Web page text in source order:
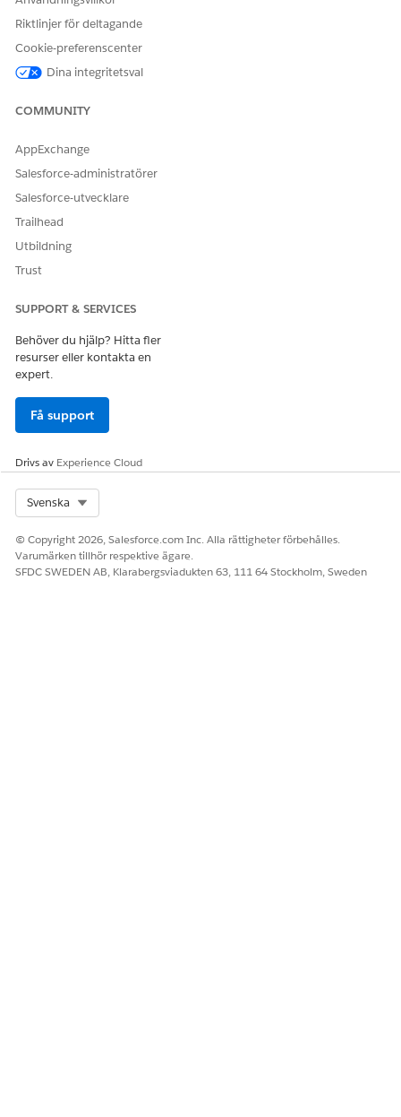
Riktlinjer för deltagande
Cookie-preferenscenter
Dina integritetsval
COMMUNITY
AppExchange
Salesforce-administratörer
Salesforce-utvecklare
Trailhead
Utbildning
Trust
SUPPORT & SERVICES
Behöver du hjälp? Hitta fler
resurser eller kontakta en
expert.
Få support
Drivs av Experience Cloud
Svenska
© Copyright 2026, Salesforce.com Inc. Alla rättigheter förbehålles.
Varumärken tillhör respektive ägare.
SFDC SWEDEN AB, Klarabergsviadukten 63, 111 64 Stockholm, Sweden